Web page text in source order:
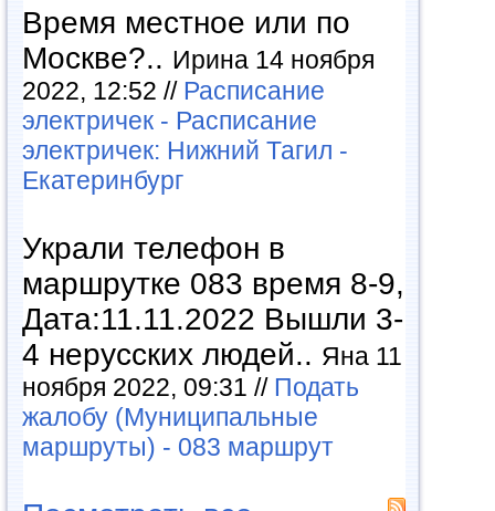
Время местное или по
Москве?.. Ирина 14 ноября
2022, 12:52 // Расписание
электричек - Расписание
электричек: Нижний Тагил -
Екатеринбург
Украли телефон в
маршрутке 083 время 8-9,
Дата:11.11.2022 Вышли 3-
4 нерусских людей.. Яна 11
ноября 2022, 09:31 // Подать
жалобу (Муниципальные
маршруты) - 083 маршрут